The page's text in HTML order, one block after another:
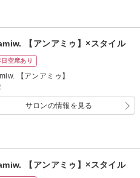
【アンアミゥ】×スタイル
空席あり
【アンアミゥ】
サロンの情報を見る
【アンアミゥ】×スタイル